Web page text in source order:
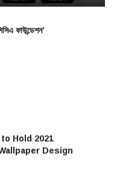
ফাউন্ডেশন’
Hold 2021
Design